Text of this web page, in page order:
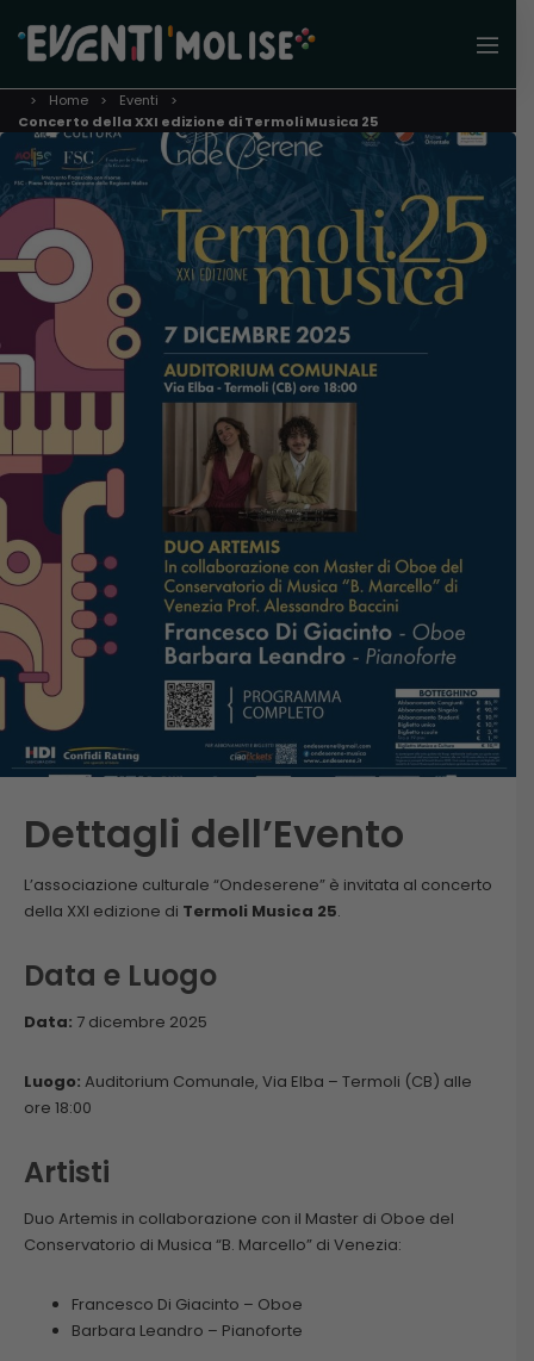
Home
Eventi
Concerto della XXI edizione di Termoli Musica 25
Dettagli dell’Evento
L’associazione culturale “Ondeserene” è invitata al concerto
della XXI edizione di Termoli Musica 25.
Data e Luogo
Data: 7 dicembre 2025
Luogo: Auditorium Comunale, Via Elba – Termoli (CB) alle
ore 18:00
Artisti
Duo Artemis in collaborazione con il Master di Oboe del
Conservatorio di Musica “B. Marcello” di Venezia:
Francesco Di Giacinto – Oboe
Barbara Leandro – Pianoforte